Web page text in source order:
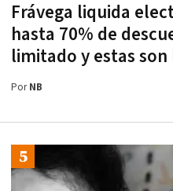
Frávega liquida
hasta 70% de
limitado y estas
PorNB